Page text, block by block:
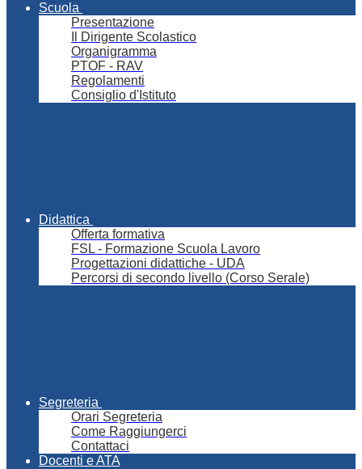
Scuola
Presentazione
Il Dirigente Scolastico
Organigramma
PTOF - RAV
Regolamenti
Consiglio d'Istituto
Didattica
Offerta formativa
FSL - Formazione Scuola Lavoro
Progettazioni didattiche - UDA
Percorsi di secondo livello (Corso Serale)
Segreteria
Orari Segreteria
Come Raggiungerci
Contattaci
Docenti e ATA